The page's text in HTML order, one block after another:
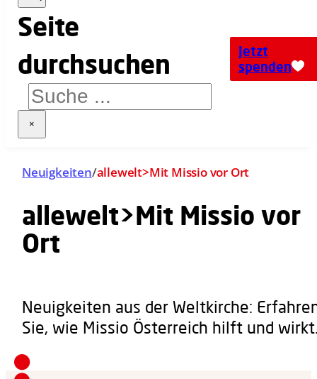
×
Jetzt
spenden
Neuigkeiten/allewelt>Mit Missio vor Ort
allewelt>Mit Missio vor
Ort
Neuigkeiten aus der Weltkirche:
Sie, wie Missio Österreich hilft und